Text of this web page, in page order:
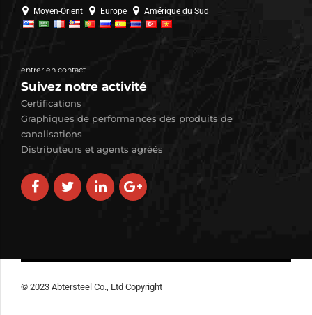
Moyen-Orient Europe Amérique du Sud
entrer en contact
Suivez notre activité
Certifications
Graphiques de performances des produits de
canalisations
Distributeurs et agents agréés
© 2023 Abtersteel Co., Ltd Copyright